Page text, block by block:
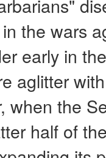
the wars
early in
aglitter
when the
half of